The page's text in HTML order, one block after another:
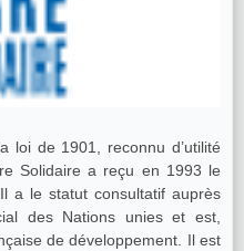
loi de 1901, reconnu d’utilité
Solidaire a reçu en 1993 le
a le statut consultatif auprès
des Nations unies et est,
de développement. Il est